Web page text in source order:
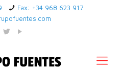
Fax: +34 968 623 917